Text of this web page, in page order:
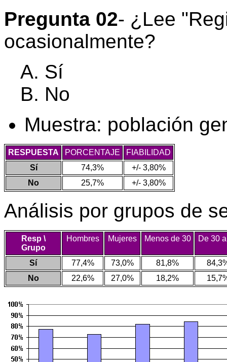
Pregunta 02- ¿Lee
ocasionalmente?
Sí
No
Muestra: población
RESPUESTA PORCENTAJE
FIABILIDAD
Sí
74,3%
+/- 3,80%
No
25,7% +/- 3,80%
Análisis por grupos de
Resp \
Grupo
Hombres Mujeres Menos de 30 De 30
Sí 77,4% 73,0% 81,8%
No
22,6% 27,0% 18,2%